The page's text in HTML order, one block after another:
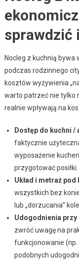
sprawdzić
Nocleg z kuchnią bywa
podczas rodzinnego
kosztów wyżywienia
warto patrzeć nie tylko
realnie wpływają na
Dostęp do kuchni /
faktycznie
wyposażenie
przygotować posiłki.
Układ i metraż
wszystkich bez
lub „dorzucania”
Udogodnienia przy
zwróć uwagę na
funkcjonowanie
podobnych